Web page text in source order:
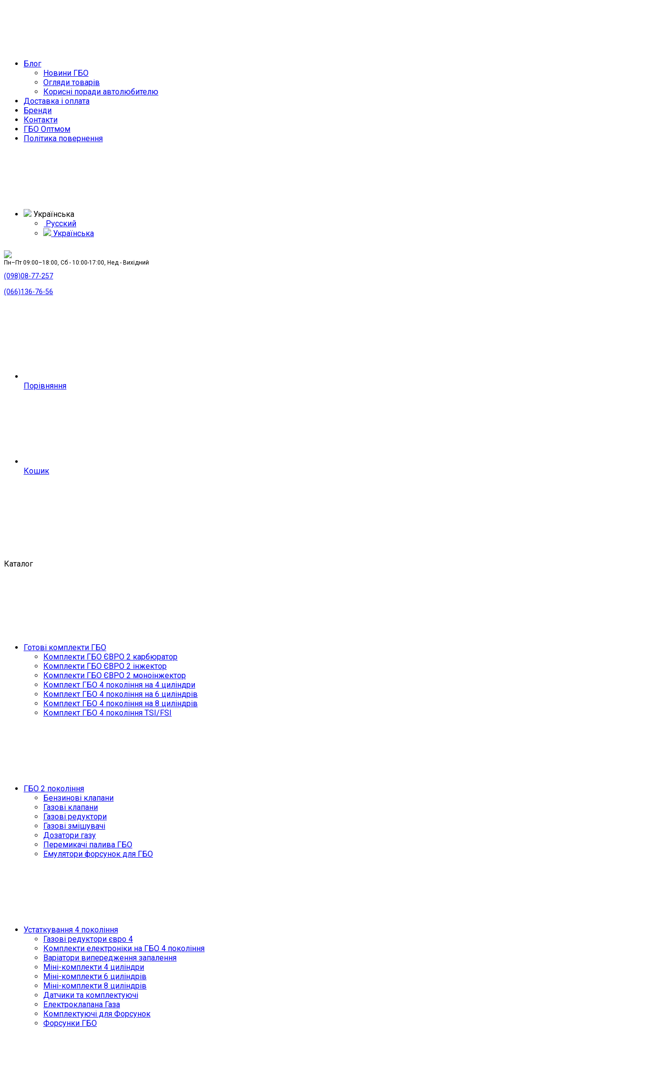
Блог
Новини ГБО
Огляди товарів
Корисні поради автолюбителю
Доставка і оплата
Бренди
Контакти
ГБО Оптмом
Політика повернення
Українська
Русский
Українська
Пн–Пт 09:00–18:00, Сб - 10:00-17:00, Нед - Вихідний
(098)08-77-257
(066)136-76-56
Порівняння
Кошик
Каталог
Готові комплекти ГБО
Комплекти ГБО ЄВРО 2 карбюратор
Комплекти ГБО ЄВРО 2 інжектор
Комплекти ГБО ЄВРО 2 моноінжектор
Комплект ГБО 4 покоління на 4 циліндри
Комплект ГБО 4 покоління на 6 циліндрів
Комплект ГБО 4 покоління на 8 циліндрів
Комплект ГБО 4 покоління TSI/FSI
ГБО 2 покоління
Бензинові клапани
Газові клапани
Газові редуктори
Газові змішувачі
Дозатори газу
Перемикачі палива ГБО
Емулятори форсунок для ГБО
Устаткування 4 покоління
Газові редуктори євро 4
Комплекти електроніки на ГБО 4 покоління
Варіатори випередження запалення
Міні-комплекти 4 циліндри
Міні-комплекти 6 циліндрів
Міні-комплекти 8 циліндрів
Датчики та комплектуючі
Електроклапана Газа
Комплектуючі для Форсунок
Форсунки ГБО